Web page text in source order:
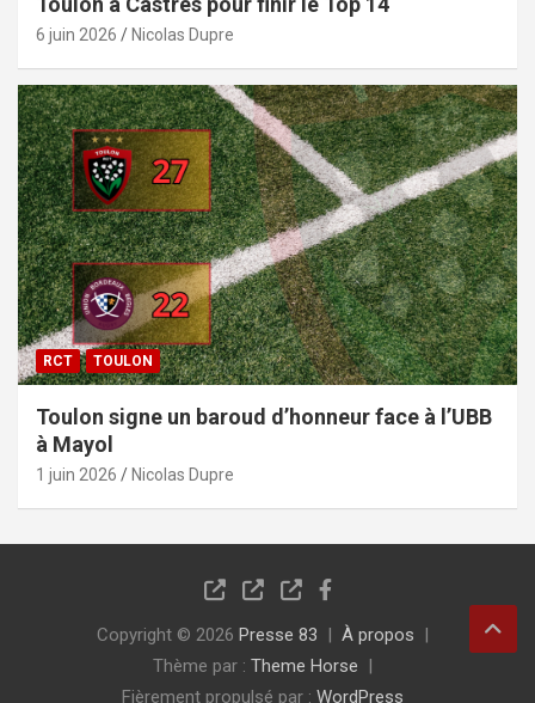
6 juin 2026 Nicolas Dupre
RCT TOULON
Toulon signe un baroud d’honneur face à l’UBB
à Mayol
1 juin 2026 Nicolas Dupre
Copyright © 2026 Presse 83
À propos
Thème par : Theme Horse
Fièrement propulsé par : WordPress